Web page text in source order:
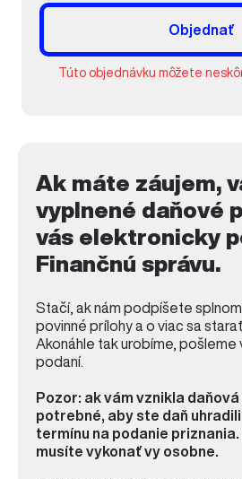
Objednať
Túto objednávku môžete
Ak máte záujem,
vyplnené daňové
vás elektronicky
Finančnú správu.
Stačí, ak nám podpíšete
povinné prílohy a o viac sa
Akonáhle tak urobíme,
podaní.
Pozor: ak vám vznikla
potrebné, aby ste daň
termínu na podanie
musíte vykonať vy osobne.